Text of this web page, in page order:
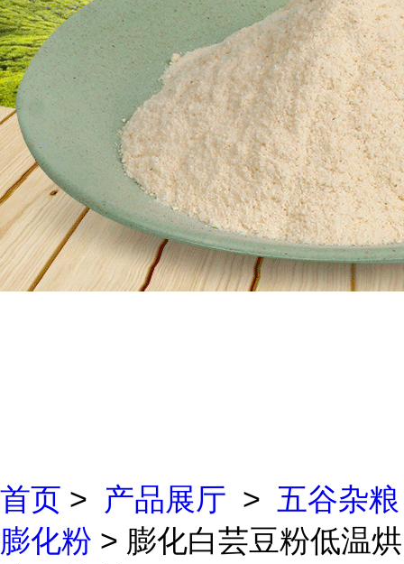
首页 > 产品展厅 > 五谷杂粮
膨化粉 > 膨化白芸豆粉低温烘